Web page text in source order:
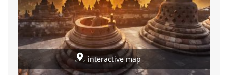
interactive map